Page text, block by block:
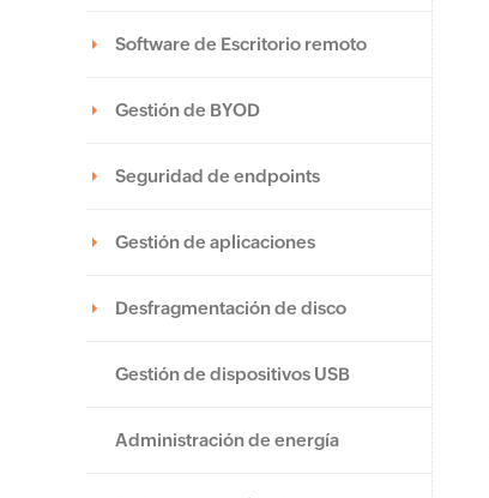
Software de Escritorio remoto
Gestión de BYOD
Seguridad de endpoints
Gestión de aplicaciones
Desfragmentación de disco
Gestión de dispositivos USB
Administración de energía